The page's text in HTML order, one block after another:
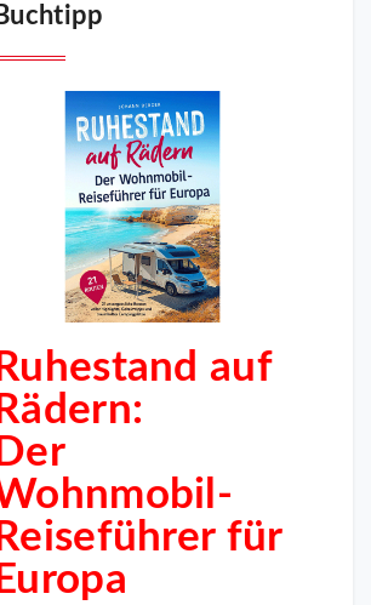
Ruhestand auf
Rädern:
Der
Reiseführer für
Europa